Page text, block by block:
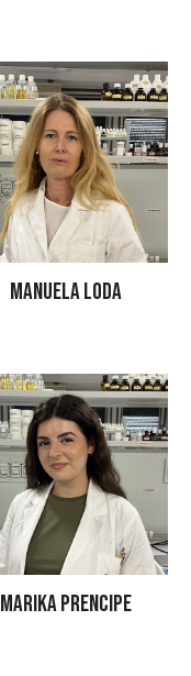
MANUELA LODA
MARIKA PRENCIPE